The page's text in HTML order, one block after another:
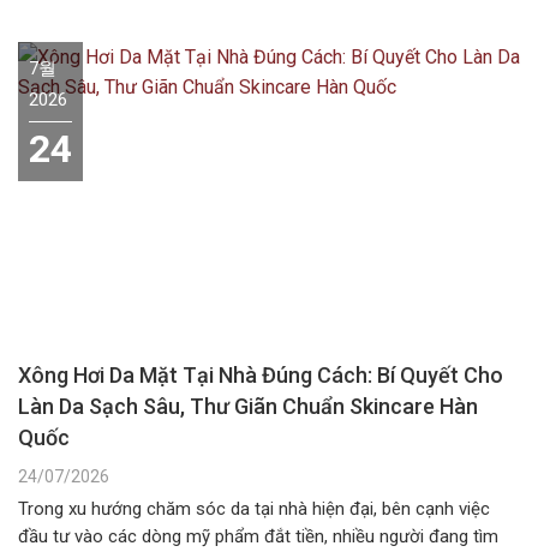
7월
2026
24
Xông Hơi Da Mặt Tại Nhà Đúng Cách: Bí Quyết Cho
Làn Da Sạch Sâu, Thư Giãn Chuẩn Skincare Hàn
Quốc
24/07/2026
Trong xu hướng chăm sóc da tại nhà hiện đại, bên cạnh việc
đầu tư vào các dòng mỹ phẩm đắt tiền, nhiều người đang tìm